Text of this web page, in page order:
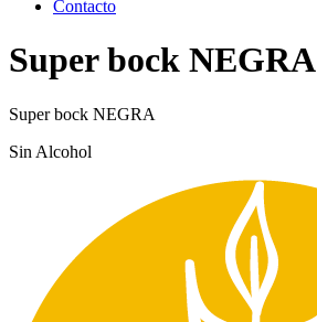
Contacto
Super bock NEGRA
Super bock NEGRA
Sin Alcohol